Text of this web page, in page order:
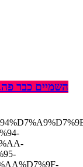
השמיים כבר